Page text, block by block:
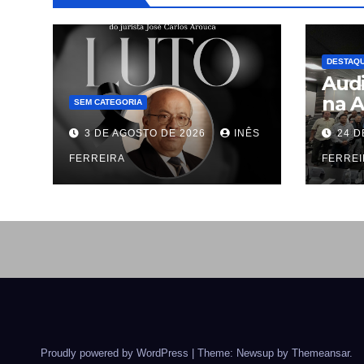
SEM CATEGORIA
3 DE AGOSTO DE 2026 INÊS
FERREIRA
na
de24
Proudly powered by WordPress Theme: Newsup by Themeansar.